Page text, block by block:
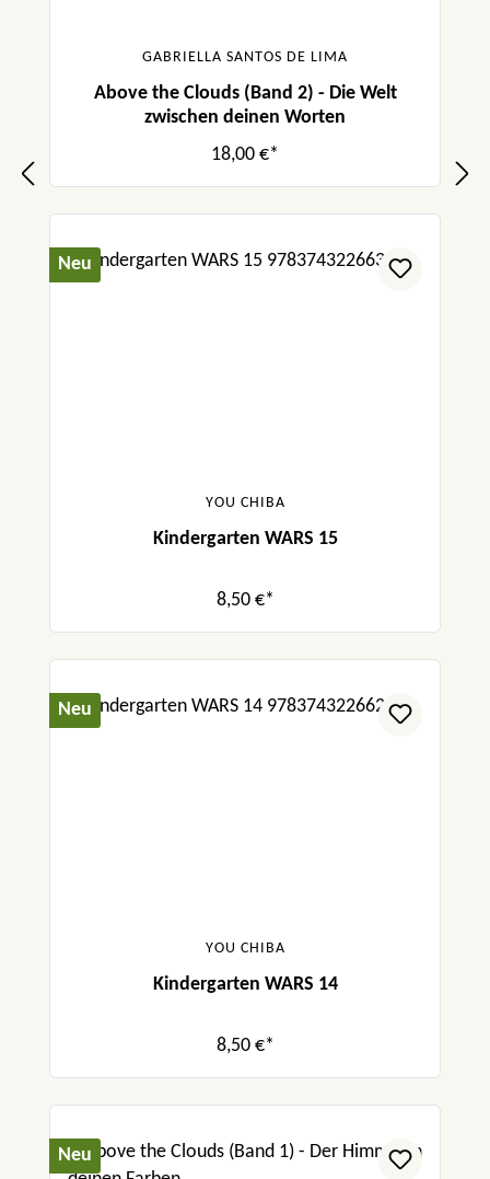
GABRIELLA SANTOS DE LIMA
Above the Clouds (Band 2) - Die Welt
zwischen deinen Worten
18,00 €*
Neu
YOU CHIBA
Kindergarten WARS 15
8,50 €*
Neu
YOU CHIBA
Kindergarten WARS 14
8,50 €*
Neu